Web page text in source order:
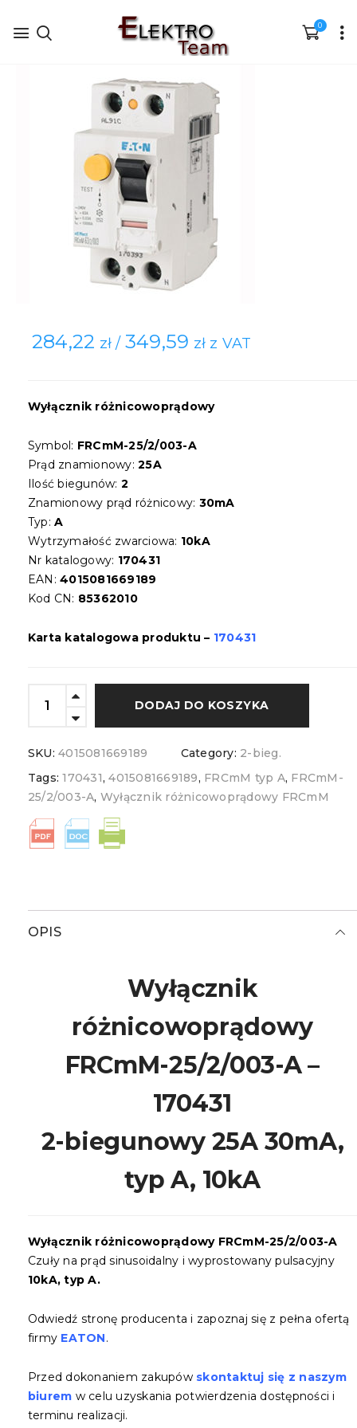
0
284,22 zł / 349,59 zł z VAT
Wyłącznik różnicowoprądowy
Symbol: FRCmM-25/2/003-A
Prąd znamionowy:25A
Ilość biegunów: 2
Znamionowy prąd różnicowy: 30mA
Typ:A
Wytrzymałość zwarciowa: 10kA
Nr katalogowy: 170431
EAN:4015081669189
Kod CN: 85362010
Karta katalogowa produktu – 170431
DODAJ DO KOSZYKA
SKU:4015081669189 Category: 2-bieg.
Tags:170431,4015081669189, FRCmM typ A, FRCmM-
25/2/003-A, Wyłącznik różnicowoprądowy FRCmM
OPIS
Wyłącznik
różnicowoprądowy
FRCmM-25/2/003-A –
170431
2-biegunowy 25A 30mA,
typ A, 10kA
Wyłącznik różnicowoprądowy FRCmM-25/2/003-A
Czuły na prąd sinusoidalny i wyprostowany pulsacyjny
10kA, typ A.
Odwiedź stronę producenta i zapoznaj się z pełna ofertą
firmy EATON.
Przed dokonaniem zakupów skontaktuj się z naszym
biurem w celu uzyskania potwierdzenia dostępności i
terminu realizacji.